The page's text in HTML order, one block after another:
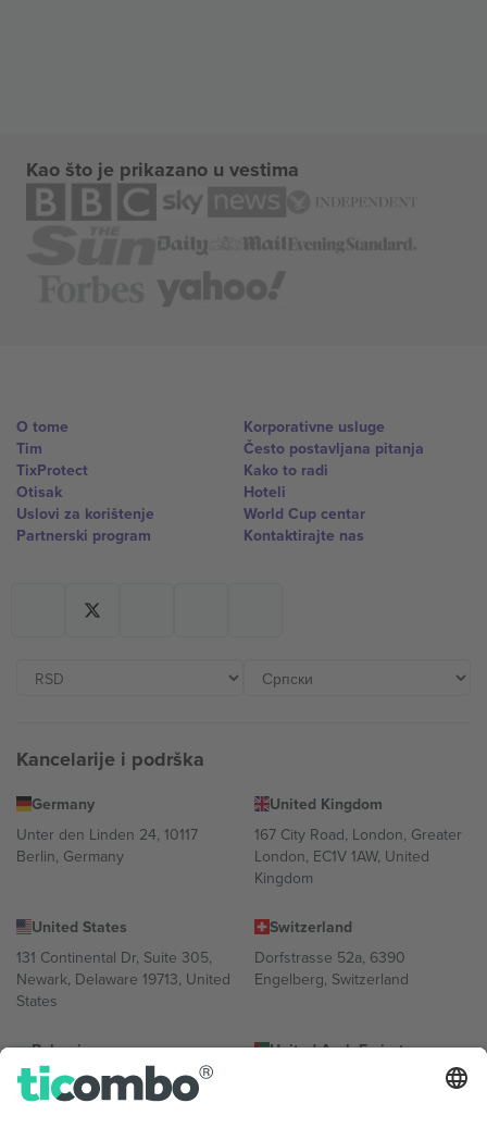
Kao što je prikazano u vestima
O tome
Tim
TixProtect
Otisak
Uslovi za korištenje
Partnerski program
Korporativne usluge
Često postavljana pitanja
Kako to radi
Hoteli
World Cup centar
Kontaktirajte nas
Kancelarije i podrška
Germany
Unter den Linden 24, 10117
Berlin, Germany
United Kingdom
167 City Road, London, Greater
London, EC1V 1AW, United
Kingdom
United States
131 Continental Dr, Suite 305,
Newark, Delaware 19713, United
States
Switzerland
Dorfstrasse 52a, 6390
Engelberg, Switzerland
Bulgaria
Regus Sofia City West, bul
Totleben 53-55, 1606 Sofia,
United Arab Emirates
UAE Dubai Silicon Oasis, DDP